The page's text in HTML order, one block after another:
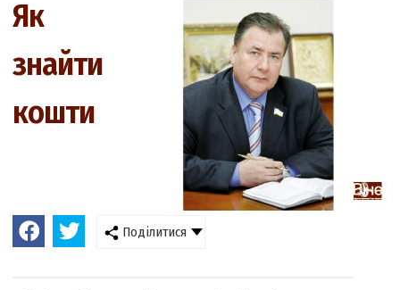
Як
знайти
кошти
Поділитися